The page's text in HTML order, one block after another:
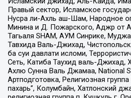
Правый сектор, Исламское
Нусра ли-Ахль аш-Шам, Народное
Минина и Д. Пожарского, Аджр от
Тагьаля SHAM, АУМ Синрике,
Тавхида Валь-Джихад,
ба суи давлати исломи,
Сеть, Катиба Таухид валь-Джихад,
Ахлю Сунна Валь Джамаа, National
Артподготовка, Религиозная
пахарь”, Колумбайн, Хатлонский